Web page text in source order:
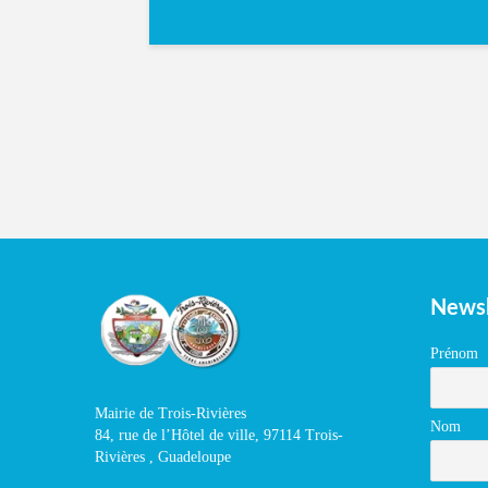
Mairie de Trois-Rivières
84, rue de l’Hôtel de ville, 97114 Trois-
Rivières , Guadeloupe
Prénom
Nom